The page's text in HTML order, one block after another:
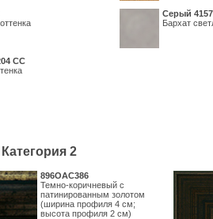
Серый
Бархат
СС
Категория 2
896OAC386
Темно-коричневый с
патинированным золотом
(ширина профиля 4 см;
высота профиля 2 см)